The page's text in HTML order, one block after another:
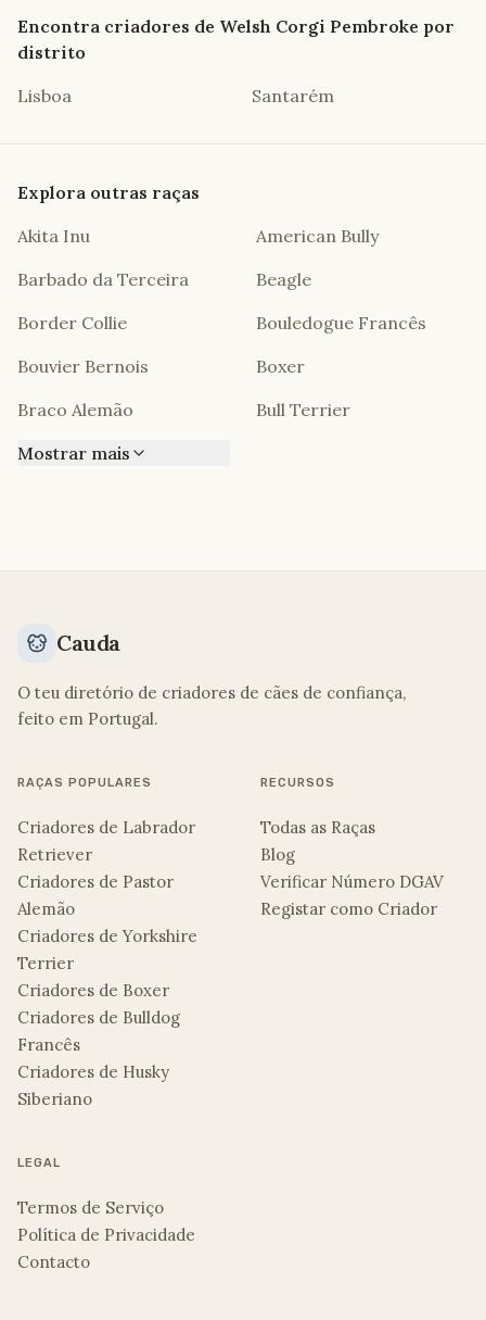
Encontra criadores de Welsh Corgi Pembroke por
distrito
Lisboa
Santarém
Explora outras raças
Akita Inu
American Bully
Barbado da Terceira
Beagle
Border Collie
Bouledogue Francês
Bouvier Bernois
Boxer
Braco Alemão
Bull Terrier
Mostrar mais
Cauda
O teu diretório de criadores de cães de confiança,
feito em Portugal.
RAÇAS POPULARES
Criadores de Labrador
Retriever
Criadores de Pastor
Alemão
Criadores de Yorkshire
Terrier
Criadores de Boxer
Criadores de Bulldog
Francês
Criadores de Husky
Siberiano
RECURSOS
Todas as Raças
Blog
Verificar Número DGAV
Registar como Criador
LEGAL
Termos de Serviço
Política de Privacidade
Contacto